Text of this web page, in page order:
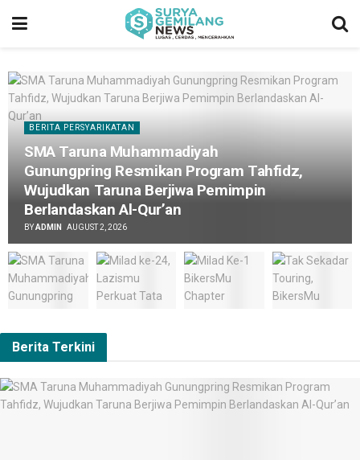
BERITA PERSYARIKATAN
SMA Taruna Muhammadiyah
Gunungpring Resmikan Program Tahfidz,
Wujudkan Taruna Berjiwa Pemimpin
Berlandaskan Al-Qur’an
BYADMIN AUGUST 2, 2026
Berita Terkini